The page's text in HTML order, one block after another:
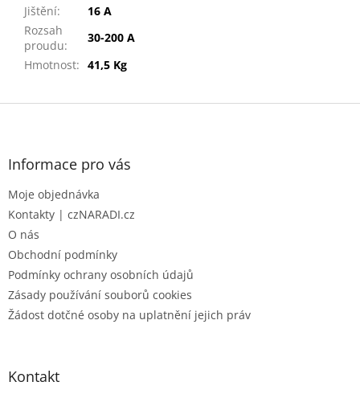
Jištění:
16 A
Rozsah
proudu:
30-200 A
Hmotnost: 41,5 Kg
Z
Informace pro vás
Moje objednávka
Kontakty | czNARADI.cz
O nás
Obchodní podmínky
Podmínky ochrany osobních údajů
Zásady používání souborů cookies
Žádost dotčné osoby na uplatnění jejich práv
Kontakt